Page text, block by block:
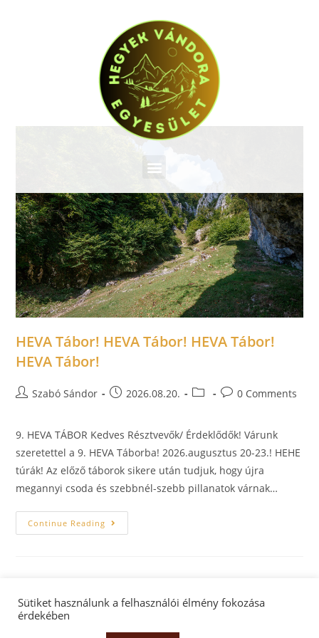
HEVA Tábor! HEVA Tábor! HEVA Tábor!
HEVA Tábor!
Szabó Sándor 2026.08.20. 0 Comments
9. HEVA TÁBOR Kedves Résztvevők/ Érdeklődők! Várunk
szeretettel a 9. HEVA Táborba! 2026.augusztus 20-23.! HEHE
túrák! Az előző táborok sikere után tudjuk, hogy újra
megannyi csoda és szebbnél-szebb pillanatok várnak…
Continue Reading
Facebook oldal Facebook csoport
Sütiket használunk a felhasználói élmény fokozása
érdekében